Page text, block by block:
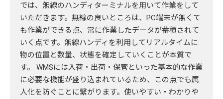
では、無線のハンディターミナルを用いて作業をして
いただきます。無線の良いところは、PC端末が無くて
も作業ができる点、常に作業したデータが蓄積されて
いく点です。無線ハンディを利用してリアルタイムに
物の位置と数量、状態を確定していくことが本質で
す。 WMSには入荷・出荷・保管といった基本的な作業
に必要な機能が盛り込まれているため、この点でも属
人化を防ぐことに繋がります。使いやすい・わかりや